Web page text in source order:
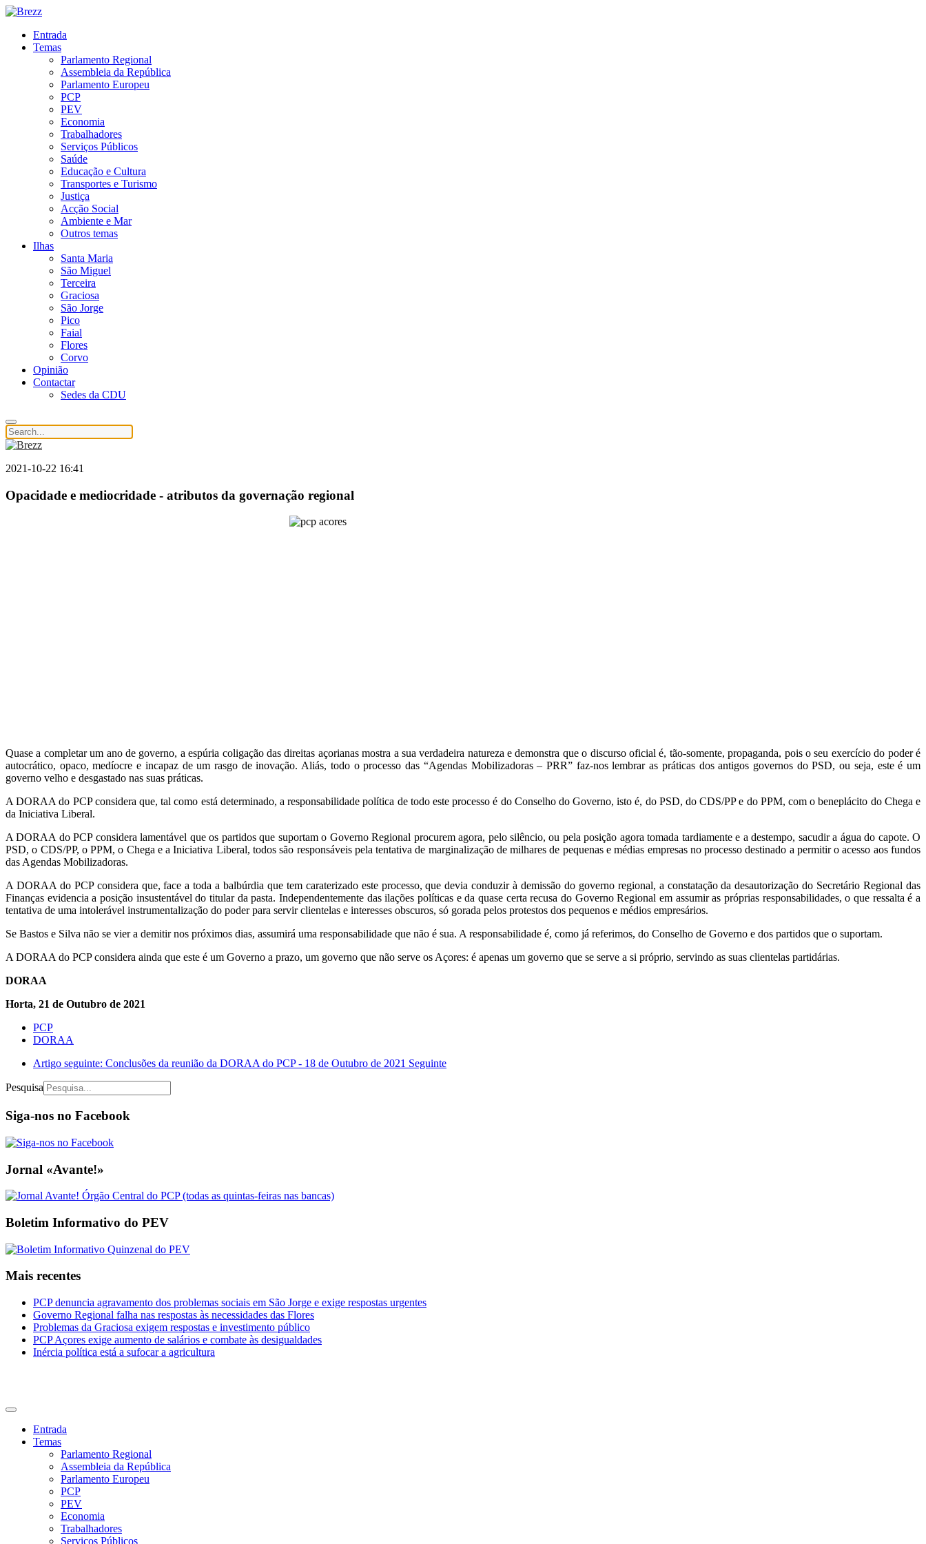
Entrada
Temas
Parlamento Regional
Assembleia da República
Parlamento Europeu
PCP
PEV
Economia
Trabalhadores
Serviços Públicos
Saúde
Educação e Cultura
Transportes e Turismo
Justiça
Acção Social
Ambiente e Mar
Outros temas
Ilhas
Santa Maria
São Miguel
Terceira
Graciosa
São Jorge
Pico
Faial
Flores
Corvo
Opinião
Contactar
Sedes da CDU
2021-10-22 16:41
Opacidade e mediocridade - atributos da governação regional
Quase a completar um ano de governo, a espúria coligação das direitas açorianas mostra a sua verdadeira natureza e demonstra que o discurso oficial é, tão-somente, propaganda, pois o seu exercício do poder é
autocrático, opaco, medíocre e incapaz de um rasgo de inovação. Aliás, todo o processo das “Agendas Mobilizadoras – PRR” faz-nos lembrar as práticas dos antigos governos do PSD, ou seja, este é um
governo velho e desgastado nas suas práticas.
A DORAA do PCP considera que, tal como está determinado, a responsabilidade política de todo este processo é do Conselho do Governo, isto é, do PSD, do CDS/PP e do PPM, com o beneplácito do Chega e
da Iniciativa Liberal.
A DORAA do PCP considera lamentável que os partidos que suportam o Governo Regional procurem agora, pelo silêncio, ou pela posição agora tomada tardiamente e a destempo, sacudir a água do capote. O
PSD, o CDS/PP, o PPM, o Chega e a Iniciativa Liberal, todos são responsáveis pela tentativa de marginalização de milhares de pequenas e médias empresas no processo destinado a permitir o acesso aos fundos
das Agendas Mobilizadoras.
A DORAA do PCP considera que, face a toda a balbúrdia que tem caraterizado este processo, que devia conduzir à demissão do governo regional, a constatação da desautorização do Secretário Regional das
Finanças evidencia a posição insustentável do titular da pasta. Independentemente das ilações políticas e da quase certa recusa do Governo Regional em assumir as próprias responsabilidades, o que ressalta é a
tentativa de uma intolerável instrumentalização do poder para servir clientelas e interesses obscuros, só gorada pelos protestos dos pequenos e médios empresários.
Se Bastos e Silva não se vier a demitir nos próximos dias, assumirá uma responsabilidade que não é sua. A responsabilidade é, como já referimos, do Conselho de Governo e dos partidos que o suportam.
A DORAA do PCP considera ainda que este é um Governo a prazo, um governo que não serve os Açores: é apenas um governo que se serve a si próprio, servindo as suas clientelas partidárias.
DORAA
Horta, 21 de Outubro de 2021
PCP
DORAA
Artigo seguinte: Conclusões da reunião da DORAA do PCP - 18 de Outubro de 2021 Seguinte
Pesquisa
Siga-nos no Facebook
Jornal «Avante!»
Boletim Informativo do PEV
Mais recentes
PCP denuncia agravamento dos problemas sociais em São Jorge e exige respostas urgentes
Governo Regional falha nas respostas às necessidades das Flores
Problemas da Graciosa exigem respostas e investimento público
PCP Açores exige aumento de salários e combate às desigualdades
Inércia política está a sufocar a agricultura
Entrada
Temas
Parlamento Regional
Assembleia da República
Parlamento Europeu
PCP
PEV
Economia
Trabalhadores
Serviços Públicos